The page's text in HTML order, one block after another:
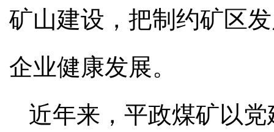
矿山建设，把制约矿区
企业健康发展。
近年来，平政煤矿以